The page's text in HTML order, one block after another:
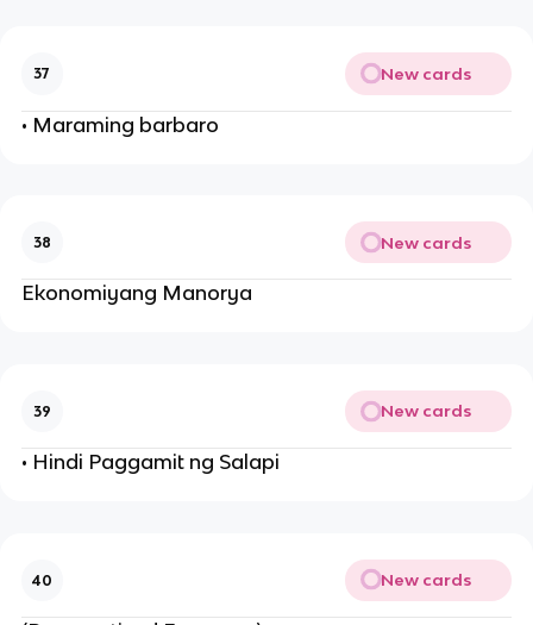
37 New cards
• Maraming barbaro
38 New cards
Ekonomiyang Manorya
39 New cards
• Hindi Paggamit ng Salapi
40 New cards